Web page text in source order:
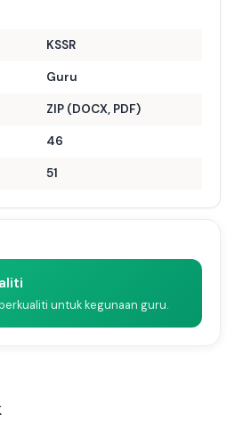
KSSR
Guru
ZIP (DOCX, PDF)
46
51
untuk kegunaan guru.